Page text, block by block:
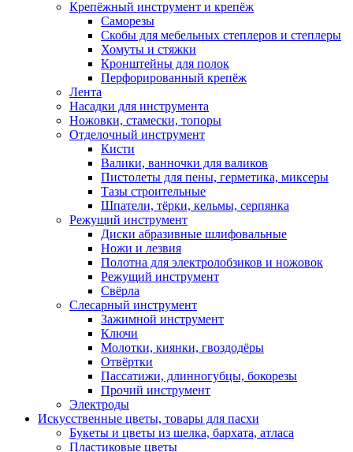
Крепёжный инструмент и крепёж
Саморезы
Скобы для мебельных степлеров и степлеры
Хомуты и стяжки
Кронштейны для полок
Перфорированный крепёж
Лента
Насадки для инструмента
Ножовки, стамески, топоры
Отделочный инструмент
Кисти
Валики, ванночки для валиков
Пистолеты для пены, герметика, миксеры
Тазы строительные
Шпатели, тёрки, кельмы, серпянка
Режущий инструмент
Диски абразивные шлифовальные
Ножи и лезвия
Полотна для электролобзиков и ножовок
Режущий инструмент
Свёрла
Слесарный инструмент
Зажимной инструмент
Ключи
Молотки, киянки, гвоздодёры
Отвёртки
Пассатижи, длинногубцы, бокорезы
Прочий инструмент
Электроды
Искусственные цветы, товары для пасхи
Букеты и цветы из шелка, бархата, атласа
Пластиковые цветы